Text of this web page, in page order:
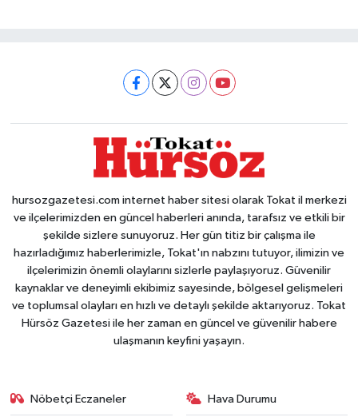
hursozgazetesi.com internet haber sitesi olarak Tokat il merkezi
ve ilçelerimizden en güncel haberleri anında, tarafsız ve etkili bir
şekilde sizlere sunuyoruz. Her gün titiz bir çalışma ile
hazırladığımız haberlerimizle, Tokat'ın nabzını tutuyor, ilimizin ve
ilçelerimizin önemli olaylarını sizlerle paylaşıyoruz. Güvenilir
kaynaklar ve deneyimli ekibimiz sayesinde, bölgesel gelişmeleri
ve toplumsal olayları en hızlı ve detaylı şekilde aktarıyoruz. Tokat
Hürsöz Gazetesi ile her zaman en güncel ve güvenilir habere
ulaşmanın keyfini yaşayın.
Nöbetçi Eczaneler Hava Durumu